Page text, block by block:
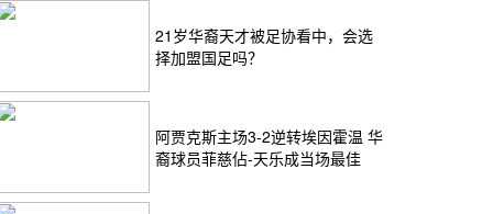
21岁华裔天才被足协看中，会选
择加盟国足吗？
阿贾克斯主场3-2逆转埃因霍温 华
裔球员菲慈佔-天乐成当场最佳